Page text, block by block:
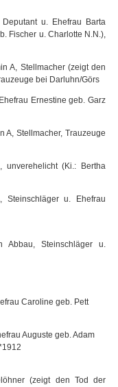
u. Ehefrau Barta
Fischer u. Charlotte N.N.),
A, Stellmacher (zeigt den
bei Darluhn/Görs
Ernestine geb. Garz
A, Stellmacher, Trauzeuge
unverehelicht (Ki.: Bertha
Steinschläger u. Ehefrau
Abbau, Steinschläger u.
Caroline geb. Pett
Auguste geb. Adam
(zeigt den Tod der